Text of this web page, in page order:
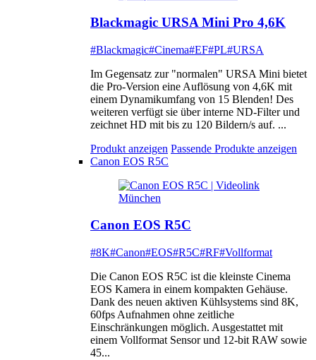
Blackmagic URSA Mini Pro 4,6K
#Blackmagic#Cinema#EF#PL#URSA
Im Gegensatz zur "normalen" URSA Mini bietet
die Pro-Version eine Auflösung von 4,6K mit
einem Dynamikumfang von 15 Blenden! Des
weiteren verfügt sie über interne ND-Filter und
zeichnet HD mit bis zu 120 Bildern/s auf. ...
Produkt anzeigen Passende Produkte anzeigen
Canon EOS R5C
Canon EOS R5C
#8K#Canon#EOS#R5C#RF#Vollformat
Die Canon EOS R5C ist die kleinste Cinema
EOS Kamera in einem kompakten Gehäuse.
Dank des neuen aktiven Kühlsystems sind 8K,
60fps Aufnahmen ohne zeitliche
Einschränkungen möglich. Ausgestattet mit
einem Vollformat Sensor und 12-bit RAW sowie
45...